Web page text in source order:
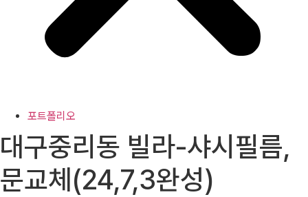
포트폴리오
대구중리동 빌라-샤시필름,
문교체(24,7,3완성)